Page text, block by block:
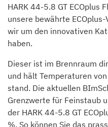
HARK 44-5.8 GT ECOplus
unsere bewährte
wir um den innovativen
haben.
Dieser ist im Brennraum
und hält Temperaturen
stand. Die aktuellen
Grenzwerte für Feinstaub
der HARK 44-5.8 GT
%. So können Sie das